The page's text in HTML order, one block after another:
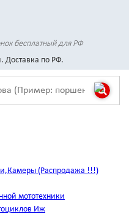
бесплатный для РФ
Доставка по РФ.
(Распродажа !!!)
мототехники
Иж